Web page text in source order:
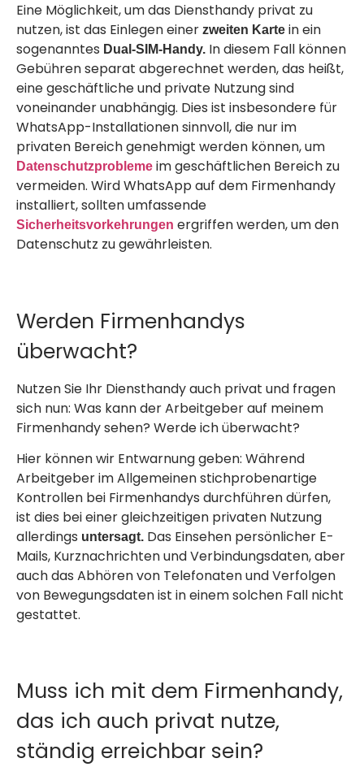
Eine Möglichkeit, um das Diensthandy privat zu
nutzen, ist das Einlegen einer zweiten Karte in ein
sogenanntes Dual-SIM-Handy. In diesem Fall können
Gebühren separat abgerechnet werden, das heißt,
eine geschäftliche und private Nutzung sind
voneinander unabhängig. Dies ist insbesondere für
WhatsApp-Installationen sinnvoll, die nur im
privaten Bereich genehmigt werden können, um
Datenschutzprobleme im geschäftlichen Bereich zu
vermeiden. Wird WhatsApp auf dem Firmenhandy
installiert, sollten umfassende
Sicherheitsvorkehrungen ergriffen werden, um den
Datenschutz zu gewährleisten.
Werden Firmenhandys
überwacht?
Nutzen Sie Ihr Diensthandy auch privat und fragen
sich nun: Was kann der Arbeitgeber auf meinem
Firmenhandy sehen? Werde ich überwacht?
Hier können wir Entwarnung geben: Während
Arbeitgeber im Allgemeinen stichprobenartige
Kontrollen bei Firmenhandys durchführen dürfen,
ist dies bei einer gleichzeitigen privaten Nutzung
allerdings untersagt. Das Einsehen persönlicher E-
Mails, Kurznachrichten und Verbindungsdaten, aber
auch das Abhören von Telefonaten und Verfolgen
von Bewegungsdaten ist in einem solchen Fall nicht
gestattet.
Muss ich mit dem Firmenhandy,
das ich auch privat nutze,
ständig erreichbar sein?